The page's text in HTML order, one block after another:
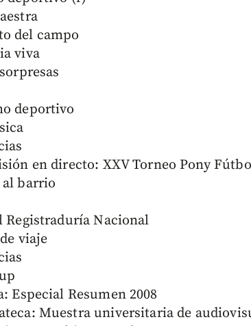
del campo
viva
deportivo
en directo: XXV Torneo Pony
al barrio
Registraduría Nacional
viaje
Especial Resumen 2008
Muestra universitaria de